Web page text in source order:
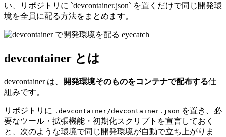
い、リポジトリに `devcontainer.json` を置くだけで同じ開発環
境を全員に配る方法をまとめます。
devcontainer とは
devcontainer は、 開発環境そのものをコンテナで配布する仕
組みです。
リポジトリに .devcontainer/devcontainer.json を置き、必
要なツール・拡張機能・初期化スクリプトを宣言しておく
と、次のような環境で同じ開発環境が自動で立ち上がりま